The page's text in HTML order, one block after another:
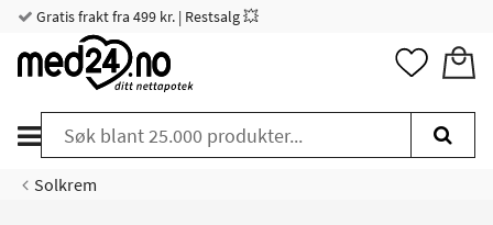
Gratis frakt fra 499 kr. | Restsalg 💥
Solkrem